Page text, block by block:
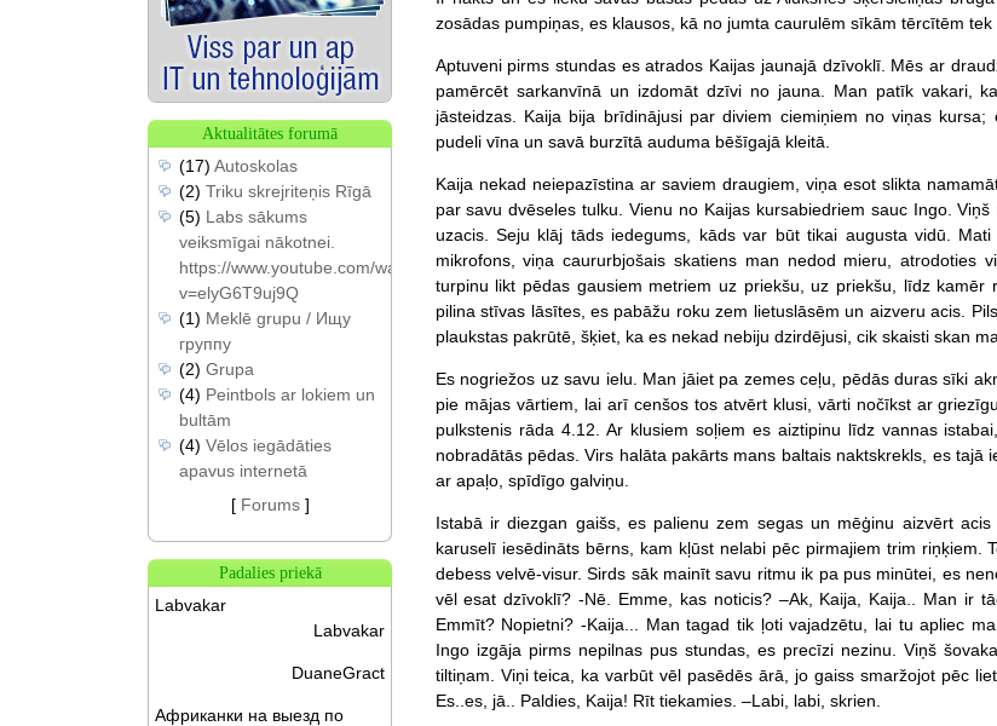
zosādas pumpiņas, es klausos, kā no jumta caurulēm sīkām tērcītēm tek
Aptuveni pirms stundas es atrados Kaijas jaunajā dzīvoklī. Mēs ar
pamērcēt sarkanvīnā un izdomāt dzīvi no jauna. Man patīk vakari,
jāsteidzas. Kaija bija brīdinājusi par diviem ciemiņiem no viņas
pudeli vīna un savā burzītā auduma bēšīgajā kleitā.
Kaija nekad neiepazīstina ar saviem draugiem, viņa esot slikta
par savu dvēseles tulku. Vienu no Kaijas kursabiedriem sauc Ingo.
uzacis. Seju klāj tāds iedegums, kāds var būt tikai augusta vidū.
mikrofons, viņa caururbjošais skatiens man nedod mieru, atrodoties
turpinu likt pēdas gausiem metriem uz priekšu, uz priekšu, līdz
pilina stīvas lāsītes, es pabāžu roku zem lietuslāsēm un aizveru acis.
plaukstas pakrūtē, šķiet, ka es nekad nebiju dzirdējusi, cik skaisti skan
Es nogriežos uz savu ielu. Man jāiet pa zemes ceļu, pēdās duras sīki
pie mājas vārtiem, lai arī cenšos tos atvērt klusi, vārti nočīkst ar
pulkstenis rāda 4.12. Ar klusiem soļiem es aiztipinu līdz vannas
nobradātās pēdas. Virs halāta pakārts mans baltais naktskrekls, es
ar apaļo, spīdīgo galviņu.
Istabā ir diezgan gaišs, es palienu zem segas un mēģinu aizvērt
karuselī iesēdināts bērns, kam kļūst nelabi pēc pirmajiem trim riņķiem.
debess velvē-visur. Sirds sāk mainīt savu ritmu ik pa pus minūtei, es
vēl esat dzīvoklī? -Nē. Emme, kas noticis? –Ak, Kaija, Kaija.. Man ir
Emmīt? Nopietni? -Kaija... Man tagad tik ļoti vajadzētu, lai tu apliec
Ingo izgāja pirms nepilnas pus stundas, es precīzi nezinu. Viņš
tiltiņam. Viņi teica, ka varbūt vēl pasēdēs ārā, jo gaiss smaržojot pēc
Es..es, jā.. Paldies, Kaija! Rīt tiekamies. –Labi, labi, skrien.
Aktualitātes forumā
(17) Autoskolas
(2) Triku skrejriteņis Rīgā
(5) Labs sākums
veiksmīgai nākotnei.
https://www.youtube.com/watch?
v=elyG6T9uj9Q
(1) Meklē grupu / Ищу
группу
(2) Grupa
(4) Peintbols ar lokiem un
bultām
(4) Vēlos iegādāties
apavus internetā
[ Forums]
Padalies priekā
Labvakar
Labvakar
DuaneGract
Африканки на выезд по